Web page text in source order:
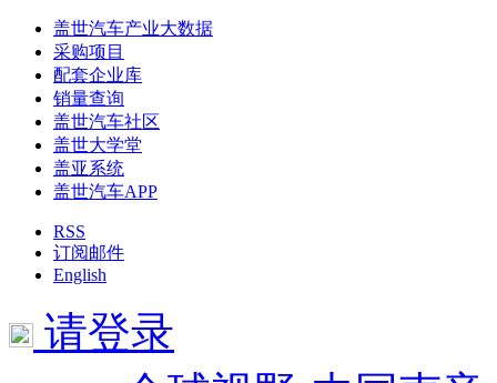
盖世汽车产业大数据
采购项目
配套企业库
销量查询
盖世汽车社区
盖世大学堂
盖亚系统
盖世汽车APP
RSS
订阅邮件
English
请登录